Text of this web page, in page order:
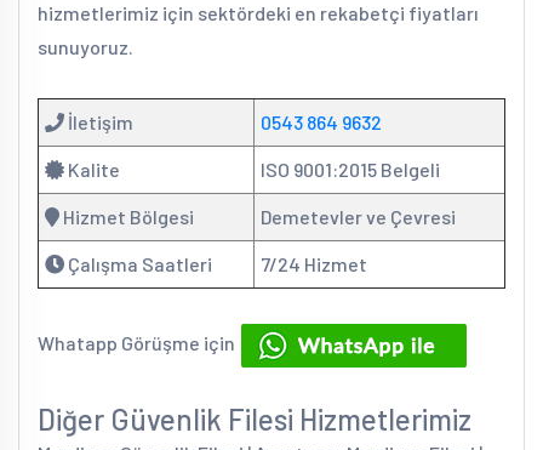
hizmetlerimiz için sektördeki en rekabetçi fiyatları
sunuyoruz.
İletişim 0543 864 9632
Kalite ISO 9001:2015 Belgeli
Hizmet Bölgesi Demetevler ve Çevresi
Çalışma Saatleri 7/24 Hizmet
Whatapp Görüşme için
Diğer Güvenlik Filesi Hizmetlerimiz